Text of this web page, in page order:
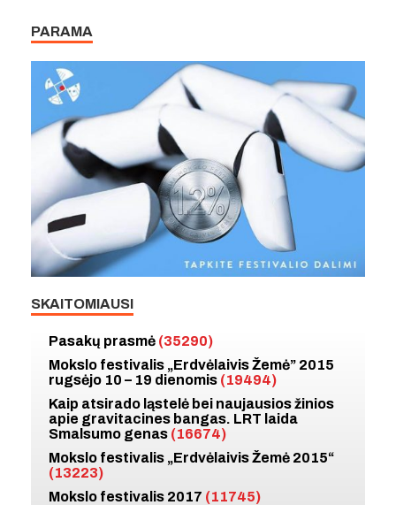
PARAMA
SKAITOMIAUSI
Pasakų prasmė (35290)
Mokslo festivalis „Erdvėlaivis Žemė” 2015
rugsėjo 10 – 19 dienomis (19494)
Kaip atsirado ląstelė bei naujausios žinios
apie gravitacines bangas. LRT laida
Smalsumo genas (16674)
Mokslo festivalis „Erdvėlaivis Žemė 2015“
(13223)
Mokslo festivalis 2017 (11745)